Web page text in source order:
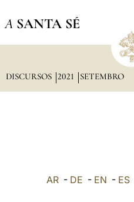
A SANTA SÉ
DISCURSOS 2021 SETEMBRO
AR - DE - EN - ES